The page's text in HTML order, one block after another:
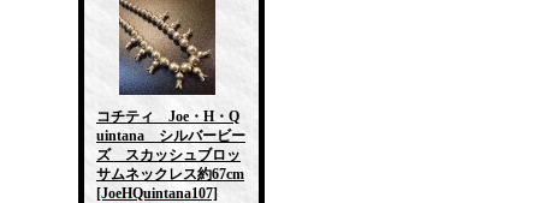
コチティ Joe・H・Q
uintana シルバービー
ズ スカッシュブロッ
サムネックレス約67cm
[JoeHQuintana107]